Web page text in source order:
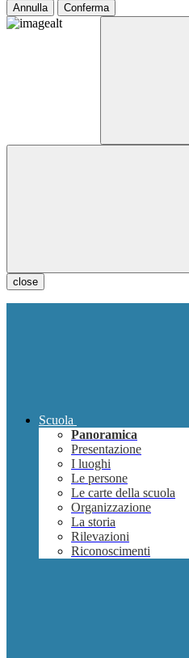
Annulla Conferma
close
Scuola
Panoramica
Presentazione
I luoghi
Le persone
Le carte della scuola
Organizzazione
La storia
Rilevazioni
Riconoscimenti